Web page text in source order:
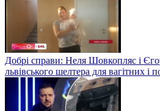
Добрі справи: Неля Шовкопляс і
львівського шелтера для вагітних і